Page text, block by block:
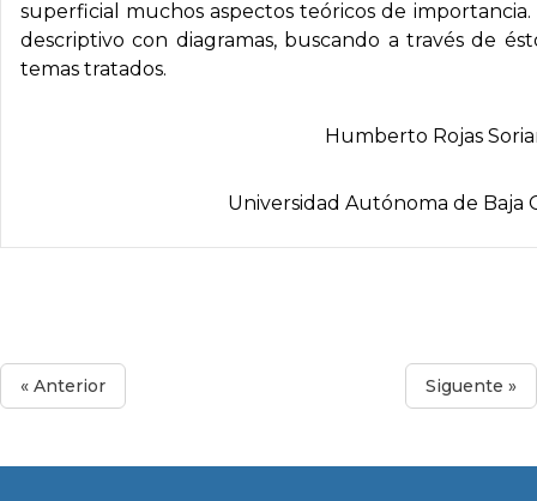
superficial muchos aspectos teóricos de
descriptivo con diagramas, buscando a través de
temas tratados.
Humberto Rojas
Universidad Autónoma de Baja
« Anterior Siguente »